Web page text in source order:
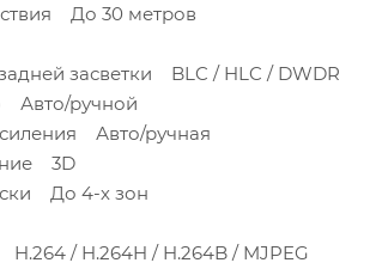
До 30 метров
засветки BLC / HLC / DWDR
Авто/ручной
Авто/ручная
3D
До 4-х зон
/ H.264H / H.264B / MJPEG